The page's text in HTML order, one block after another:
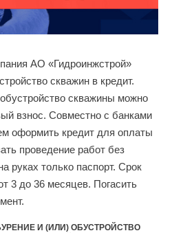
АО «Гидроинжстрой»
скважин в кредит.
скважины можно
взнос. Совместно с банками
оформить кредит для оплаты
проведение работ без
руках только паспорт. Срок
3 до 36 месяцев. Погасить
И (ИЛИ) ОБУСТРОЙСТВО